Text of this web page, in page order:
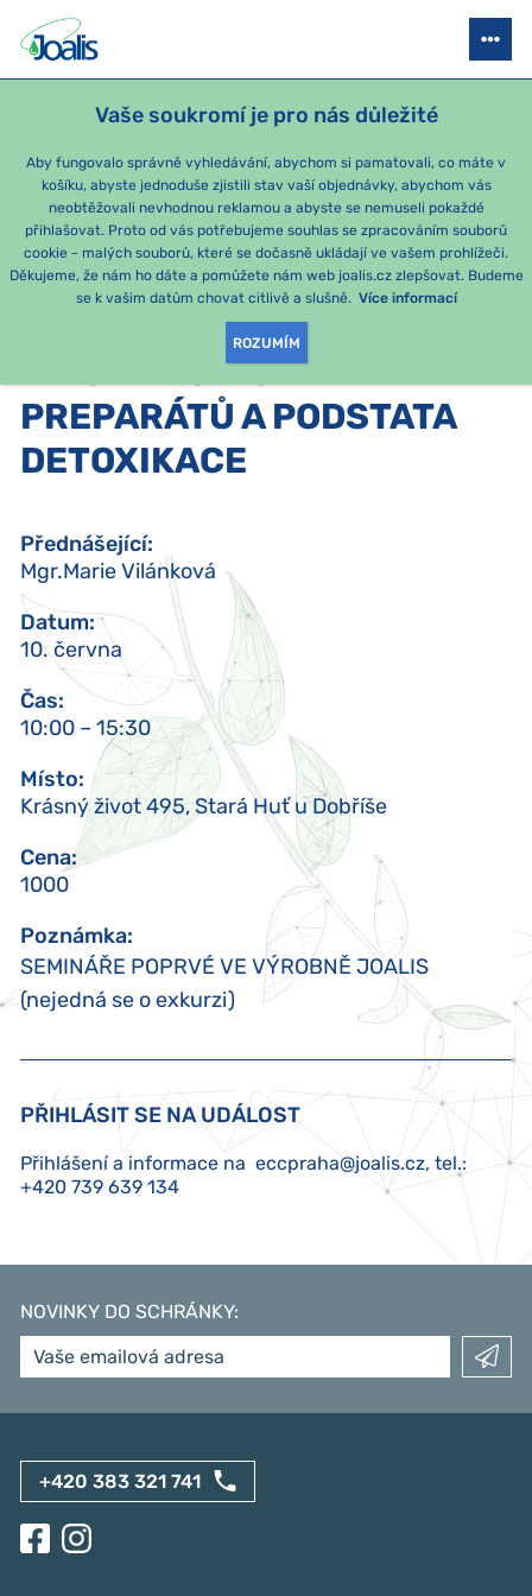
Vaše soukromí je pro nás důležité
Aby fungovalo správně vyhledávání, abychom si pamatovali, co máte v
košíku, abyste jednoduše zjistili stav vaší objednávky, abychom vás
neobtěžovali nevhodnou reklamou a abyste se nemuseli pokaždé
přihlašovat. Proto od vás potřebujeme souhlas se zpracováním souborů
cookie - malých souborů, které se dočasně ukládají ve vašem prohlížeči.
Děkujeme, že nám ho dáte a pomůžete nám web joalis.cz zlepšovat. Budeme
se k vašim datům chovat citlivě a slušně. Více informací
ROZUMÍM
JOALIS AKADEMIE STAŇTE SE PORADCEM SEMINÁŘE
ZPĚT
10. ČERVNA
Ostatní
S4 - PRINCIP
INFORMAČNÍCH
PREPARÁTŮ A PODSTATA
DETOXIKACE
Přednášející:
Mgr.Marie Vilánková
Datum:
10. června
Čas:
10:00 – 15:30
Místo:
Krásný život 495, Stará Huť u Dobříše
Cena:
1000
Poznámka:
SEMINÁŘE POPRVÉ VE VÝROBNĚ JOALIS
(nejedná se o exkurzi)
PŘIHLÁSIT SE NA UDÁLOST
Přihlášení a informace na eccpraha@joalis.cz, tel.:
+420 739 639 134
NOVINKY DO SCHRÁNKY:
+420 383 321 741